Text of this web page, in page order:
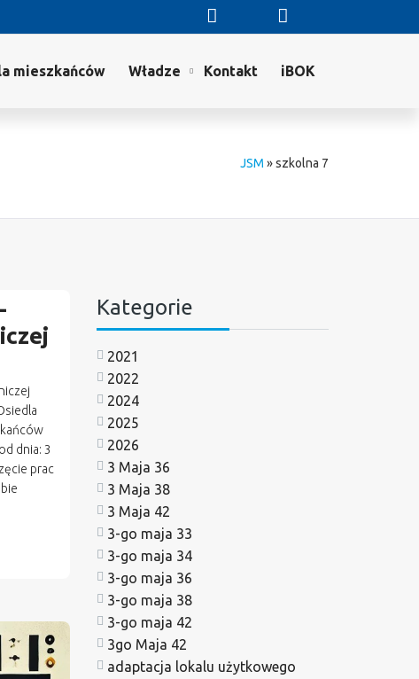
mieszkańców Władze Kontakt iBOK
JSM »szkolna 7
dnia: 3
prac
Kategorie
2021
2022
2024
2025
2026
3 Maja 36
3 Maja 38
3 Maja 42
3-go maja 33
3-go maja 34
3-go maja 36
3-go maja 38
3-go maja 42
3go Maja 42
adaptacja lokalu użytkowego